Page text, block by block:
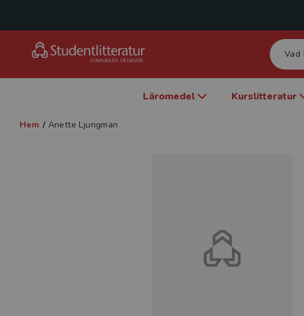
Läromedel Kurslitteratur
Hem / Anette Ljungman